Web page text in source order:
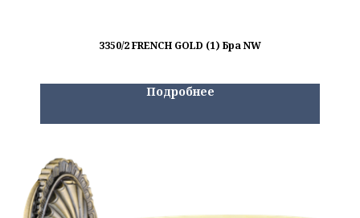
3350/2 FRENCH GOLD (1) Бра NW
Подробнее